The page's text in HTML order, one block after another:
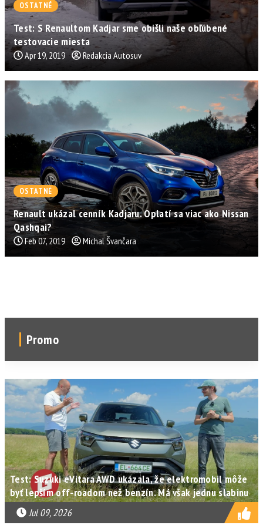
OSTATNÉ
Test: S Renaultom Kadjar sme obišli naše obľúbené
testovacie miesta
Apr 19, 2019 Redakcia Autosuv
OSTATNÉ
Renault ukázal cenník Kadjaru. Oplatí sa viac ako Nissan
Qashqai?
Feb 07, 2019 Michal Švančara
Promo
Test: Suzuki eVitara AWD ukázala, že elektromobil môže
byť lepším off-roadom než benzín. Má však jednu slabinu
Jul 09, 2026